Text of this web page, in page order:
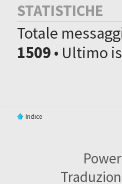
STATISTICHE
Totale
1509• Ultimo
Indice